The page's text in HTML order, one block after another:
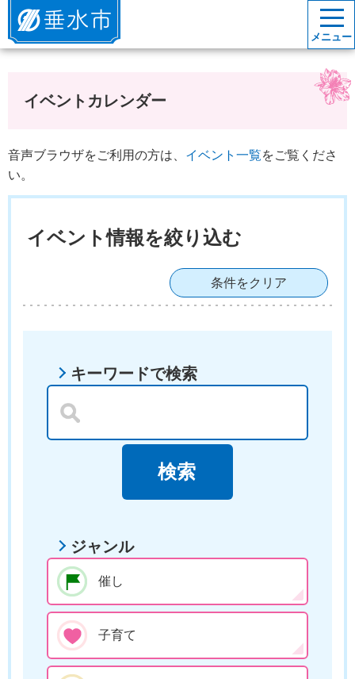
垂水市
メニュー
イベントカレンダー
音声ブラウザをご利用の方は、 イベント一覧をご覧くださ
い。
イベント情報を絞り込む
条件をクリア
キーワードで検索
ジャンル
催し
子育て